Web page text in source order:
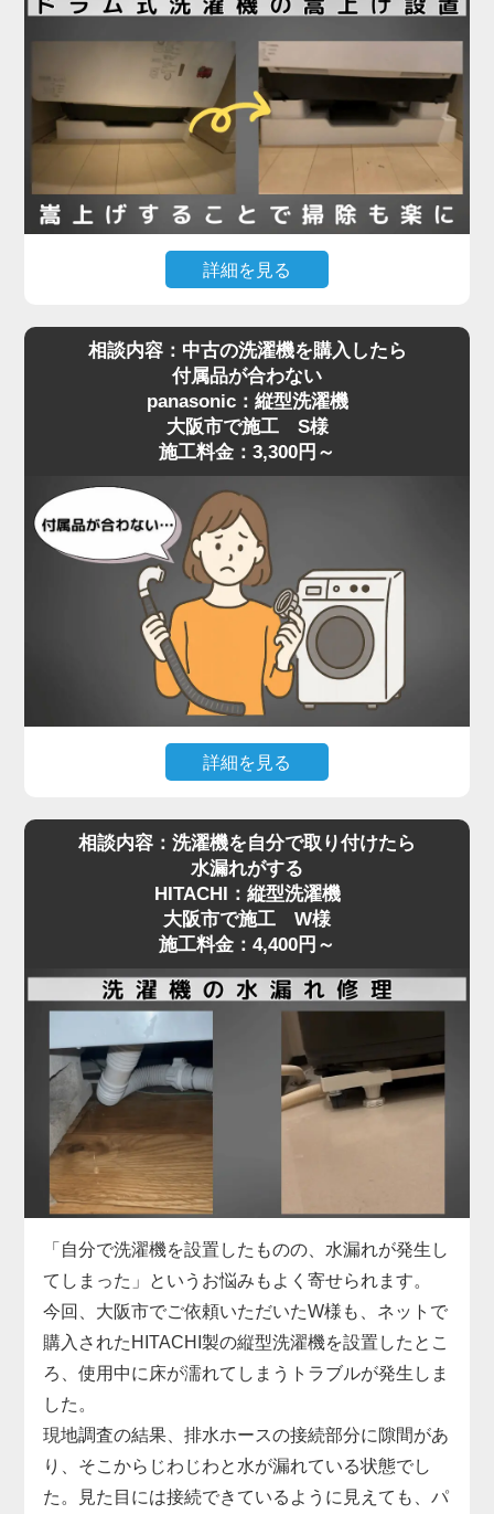
栓金具）が本体と干渉してしまい、奥まで入らず断
念されたとのことでした。
現地確認のうえ、干渉の原因が水栓の出っ張りであ
ることを特定。そこで、出幅の少ない「壁ピタ水
栓」に交換することで、洗濯機がすっきり収まるス
ペースを確保しました。その後、洗濯機を慎重に搬
入・設置し、給水・排水ホースの接続、動作確認ま
で丁寧に対応。施工料金は13,780円～で、機器の扱
いが難しい場所でもしっかりサポートしています。
洗濯機取り付けは「置くだけ」では済まない場合も
多く、ちょっとした配管や水栓の干渉が障害になる
ことがあります。設置でお困りの際は、ぜひ専門業
者へご相談ください。プロの目線で、的確な対応を
ご提案いたします。
詳細を見る
圧洗浄に対応するには、洗濯機を嵩上げしないとい
けない」と管理会社から案内されたものの、「洗濯
機が重すぎて持ち上げられない」というお悩みで、
大阪市でご依頼いただいたK様の施工事例をご紹介
設置されていたのは、Panasonicのドラム式洗濯
機。一般的な縦型と比べて本体が非常に重く、ご自
身で嵩上げ台を取り付けるのは現実的ではありませ
んでした。当店では、専用の工具で熟練のスタッフ
が慎重に本体を持ち上げ、水平を保ったまま嵩上げ
台を正しく設置。わずかな傾きでも動作や振動に影
響が出るため、細部まで調整しながら施工を進めま
施工後は洗濯機の下に空間ができたことで、今後の
配管清掃もスムーズに行える状態に。施工料金は
洗濯機取り付けにおける嵩上げ作業は、重量物の取
り扱いと設置バランスが重要。プロの手による確実
な設置をご希望の方は、ぜひ一度ご相談ください。
安全かつ丁寧に対応いたします。
相談内容：中古の洗濯機を購入したら
付属品が合わない
panasonic：縦型洗濯機
大阪市で施工 S様
施工料金：3,300円～
詳細を見る
で、状態の良い中古の洗濯機を購入される方も増え
ていますが、**実際に設置しようとした際に「付属
品が合わない」といったトラブルも少なくありませ
ん。大阪市で施工をご依頼いただいたS様も、中古
で購入されたPanasonicの縦型洗濯機の取り付けに
お困りでした。
具体的には、給水ホースの形状がご自宅の水栓と合
わず、さらに排水ホースも短くて排水口まで届かな
い状態。当店では、現地の設備に合った専用の給水
ホースをその場で用意し、排水ホースも延長パーツ
で対応。しっかりと固定・接続を行い、動作確認ま
で丁寧にサポートしました。施工料金は3,300円～
で、無駄な出費を抑えつつ、安全に取り付けを完了
しています。
洗濯機取り付けは、本体だけでなく「設置環境に合
った付属品の選定」がとても重要です。特に中古品
の場合、部品の欠品や劣化があることも多いため、
専門業者による現地対応でスムーズに解決するのが
安心です。お困りの際はぜひお気軽にご相談くださ
い。
相談内容：洗濯機を自分で取り付けたら
水漏れがする
HITACHI：縦型洗濯機
大阪市で施工 W様
施工料金：4,400円～
「自分で洗濯機を設置したものの、水漏れが発生し
てしまった」というお悩みもよく寄せられます。
今回、大阪市でご依頼いただいたW様も、ネットで
購入されたHITACHI製の縦型洗濯機を設置したとこ
ろ、使用中に床が濡れてしまうトラブルが発生しま
した。
現地調査の結果、排水ホースの接続部分に隙間があ
り、そこからじわじわと水が漏れている状態でし
た。見た目には接続できているように見えても、パ